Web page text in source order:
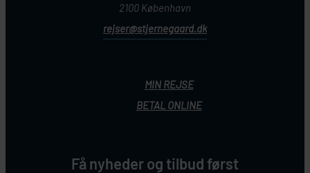
2100 København
rejser@stjernegaard.dk
MIN REJSE
BETAL ONLINE
Få nyheder og tilbud først